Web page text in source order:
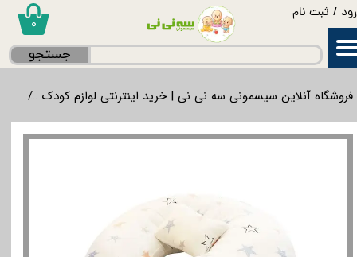
/ ثبت نام
حساب کاربری من
۰
جستجو
فروشگاه آنلاین سیسمونی سه نی نی | خرید اینترنتی لوازم کودک